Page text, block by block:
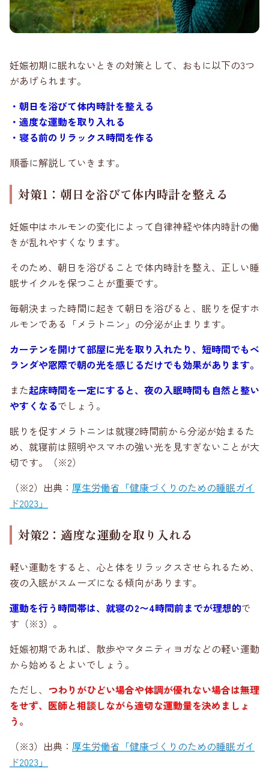
妊娠初期に眠れないときの対策として、おもに以下の3つ
があげられます。
・朝日を浴びて体内時計を整える
・適度な運動を取り入れる
・寝る前のリラックス時間を作る
順番に解説していきます。
対策1：朝日を浴びて体内時計を整える
妊娠中はホルモンの変化によって自律神経や体内時計の働
きが乱れやすくなります。
そのため、朝日を浴びることで体内時計を整え、正しい睡
眠サイクルを保つことが重要です。
毎朝決まった時間に起きて朝日を浴びると、眠りを促すホ
ルモンである「メラトニン」の分泌が止まります。
カーテンを開けて部屋に光を取り入れたり、短時間でもベ
ランダや窓際で朝の光を感じるだけでも効果があります。
また起床時間を一定にすると、夜の入眠時間も自然と整い
やすくなるでしょう。
眠りを促すメラトニンは就寝2時間前から分泌が始まるた
め、就寝前は照明やスマホの強い光を見すぎないことが大
切です。（※2）
（※2）出典： 厚生労働省「健康づくりのための睡眠ガイ
ド2023」
対策2：適度な運動を取り入れる
軽い運動をすると、心と体をリラックスさせられるため、
夜の入眠がスムーズになる傾向があります。
運動を行う時間帯は、就寝の2〜4時間前までが理想的で
す（※3）。
妊娠初期であれば、散歩やマタニティヨガなどの軽い運動
から始めるとよいでしょう。
ただし、 つわりがひどい場合や体調が優れない場合は無理
をせず、医師と相談しながら適切な運動量を決めましょ
う。
（※3）出典： 厚生労働省「健康づくりのための睡眠ガイ
ド2023」